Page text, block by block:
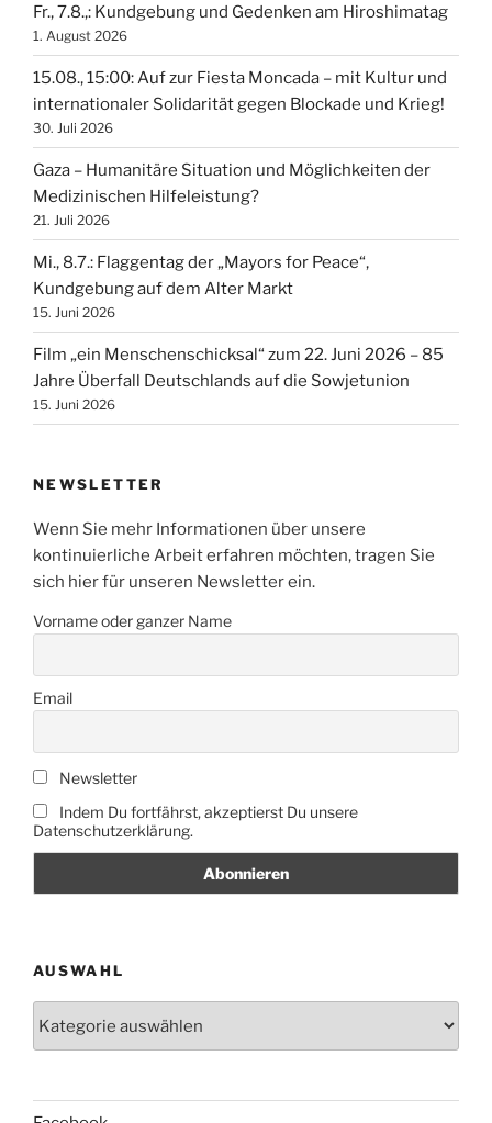
Fr., 7.8.,: Kundgebung und Gedenken am Hiroshimatag
1. August 2026
15.08., 15:00: Auf zur Fiesta Moncada – mit Kultur und
internationaler Solidarität gegen Blockade und Krieg!
30. Juli 2026
Gaza – Humanitäre Situation und Möglichkeiten der
Medizinischen Hilfeleistung?
21. Juli 2026
Mi., 8.7.: Flaggentag der „Mayors for Peace“,
Kundgebung auf dem Alter Markt
15. Juni 2026
Film „ein Menschenschicksal“ zum 22. Juni 2026 – 85
Jahre Überfall Deutschlands auf die Sowjetunion
15. Juni 2026
NEWSLETTER
Wenn Sie mehr Informationen über unsere
kontinuierliche Arbeit erfahren möchten, tragen Sie
sich hier für unseren Newsletter ein.
Vorname oder ganzer Name
Email
Newsletter
Indem Du fortfährst, akzeptierst Du unsere
Datenschutzerklärung.
AUSWAHL